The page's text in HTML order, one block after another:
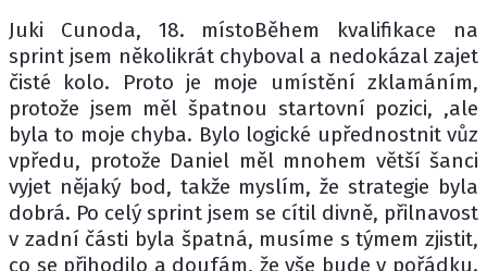
Juki Cunoda, 18. místoBěhem kvalifikace na
sprint jsem několikrát chyboval a nedokázal zajet
čisté kolo. Proto je moje umístění zklamáním,
protože jsem měl špatnou startovní pozici, ,ale
byla to moje chyba. Bylo logické upřednostnit vůz
vpředu, protože Daniel měl mnohem větší šanci
vyjet nějaký bod, takže myslím, že strategie byla
dobrá. Po celý sprint jsem se cítil divně, přilnavost
v zadní části byla špatná, musíme s týmem zjistit,
co se přihodilo a doufám, že vše bude v pořádku.